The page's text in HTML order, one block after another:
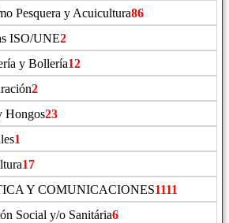
Pesquera y Acuicultura86
ISO/UNE2
y Bollería12
2
Hongos23
1
17
Y COMUNICACIONES1111
Social y/o Sanitária6